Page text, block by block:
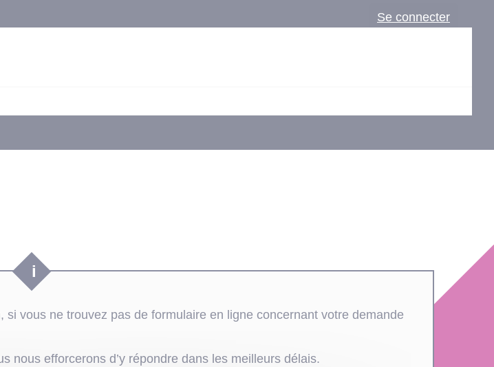
Se connecter
vous ne trouvez pas de formulaire en ligne concernant votre demande
nous efforcerons d’y répondre dans les meilleurs délais.